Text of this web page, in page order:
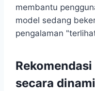
membantu
model sedang
pengalaman
secara